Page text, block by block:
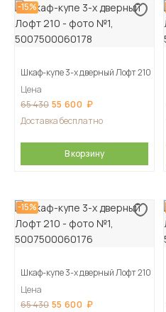
-15%
Шкаф-купе 3-х дверный Лофт 210
Цена
65 430 55 600
Доставка бесплатно
В корзину
-15%
Шкаф-купе 3-х дверный Лофт 210
Цена
65 430 55 600